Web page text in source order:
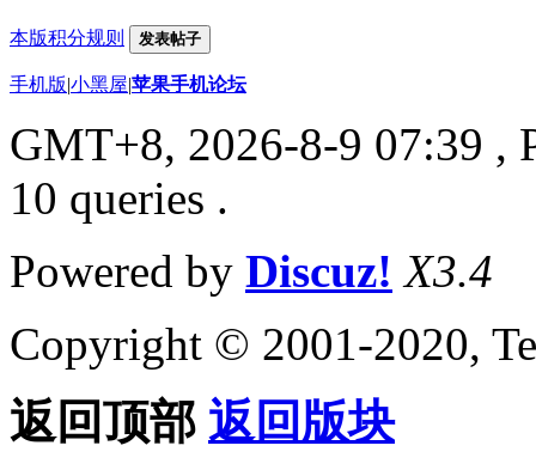
本版积分规则 发表帖子
手机版|小黑屋|苹果手机论坛
GMT+8, 2026-8-9 07:39 ,
10 queries .
Powered by Discuz! X3.4
Copyright © 2001-2020,
返回顶部 返回版块